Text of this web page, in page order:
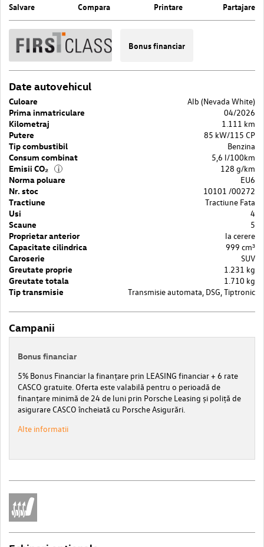
Salvare Compara Printare Partajare
Bonus financiar
Date autovehicul
Culoare
Alb (Nevada White)
Prima inmatriculare
04/2026
Kilometraj
1.111 km
Putere
85 kW/115 CP
Tip combustibil
Benzina
Consum combinat
5,6 l/100km
Emisii CO₂
i
128 g/km
Norma poluare
EU6
Nr. stoc
10101 /00272
Tractiune
Tractiune Fata
Usi
4
Scaune
5
Proprietar anterior
la cerere
Capacitate cilindrica
999 cm³
Caroserie
SUV
Greutate proprie
1.231 kg
Greutate totala
1.710 kg
Tip transmisie
Transmisie automata, DSG, Tiptronic
Campanii
Bonus financiar
5% Bonus Financiar la finanțare prin LEASING financiar + 6 rate
CASCO gratuite. Oferta este valabilă pentru o perioadă de
finanțare minimă de 24 de luni prin Porsche Leasing și poliță de
asigurare CASCO încheiată cu Porsche Asigurări.
Alte informatii